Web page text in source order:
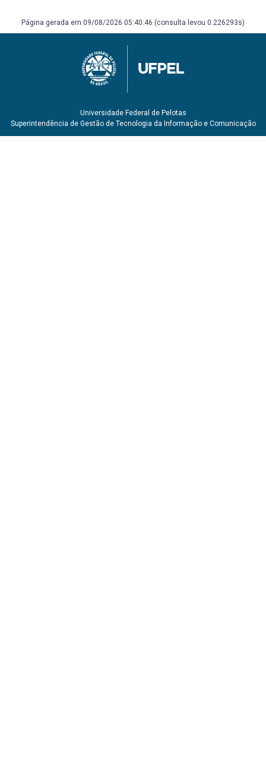
DANTO, Arthur C. A Transfiguração do lugar-comum. São
Paulo: Cosac & Naify, 2005.
DIDI-HUBERMAN, Georges. O que vemos, o que nos olha.
São Paulo: ED. 34, 1998.
FARIAS, Agnaldo; ROELS Jr., Reynaldo. COTIDIANO/ARTE:
Objeto anos 60/90. São Paulo: Itaú Cultural, 1999.
Página gerada em 09/08/2026 05:40:46 (consulta levou 0.226293s)
Universidade Federal de Pelotas
Superintendência de Gestão de Tecnologia da Informação e Comunicação